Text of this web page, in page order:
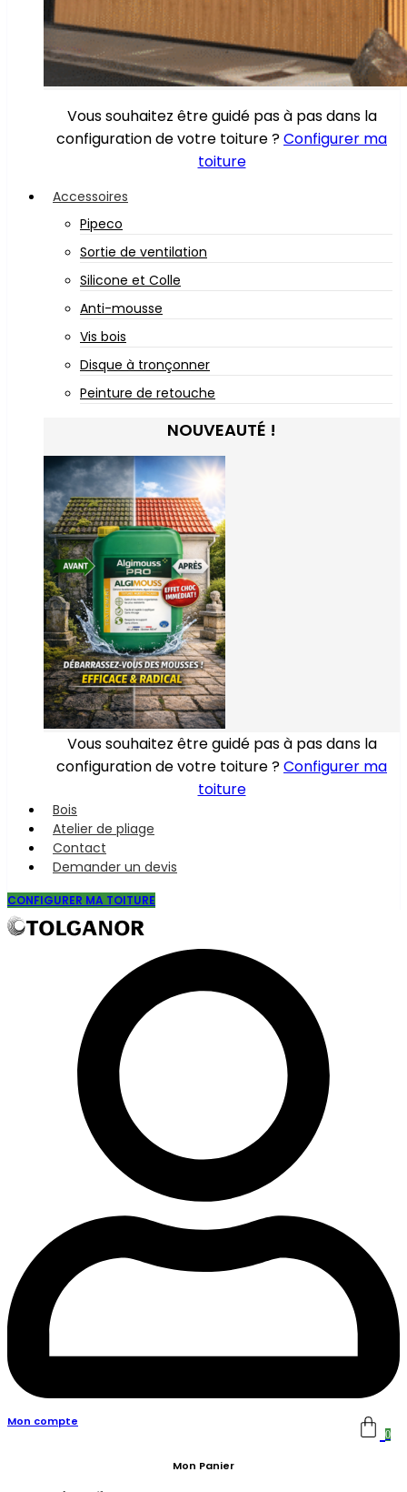
Vous souhaitez être guidé pas à pas dans la
configuration de votre toiture ?Configurer ma
toiture
Accessoires
Pipeco
Sortie de ventilation
Silicone et Colle
Anti-mousse
Vis bois
Disque à tronçonner
Peinture de retouche
NOUVEAUTÉ !
Vous souhaitez être guidé pas à pas dans la
configuration de votre toiture ?Configurer ma
toiture
Bois
Atelier de pliage
Contact
Demander un devis
CONFIGURER MA TOITURE
Mon compte
0
Mon Panier